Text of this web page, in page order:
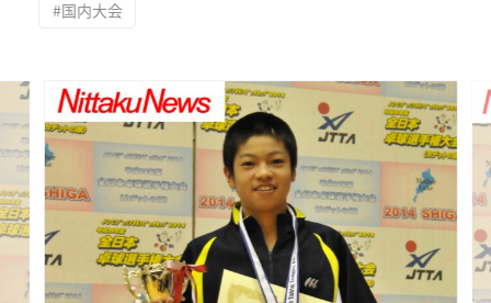
#国内大会